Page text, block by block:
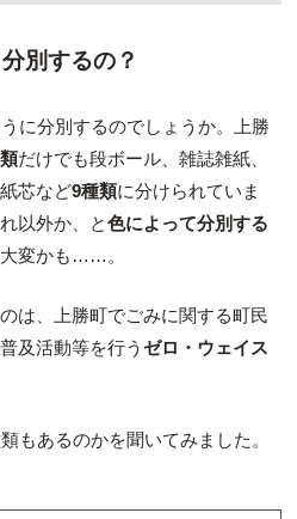
別するの？
に分別するのでしょうか。上勝
だけでも段ボール、雑誌雑紙、
芯など9種類に分けられていま
以外か、と色によって分別する
変かも……。
は、上勝町でごみに関する町民
及活動等を行う ゼロ・ウェイス
もあるのかを聞いてみました。